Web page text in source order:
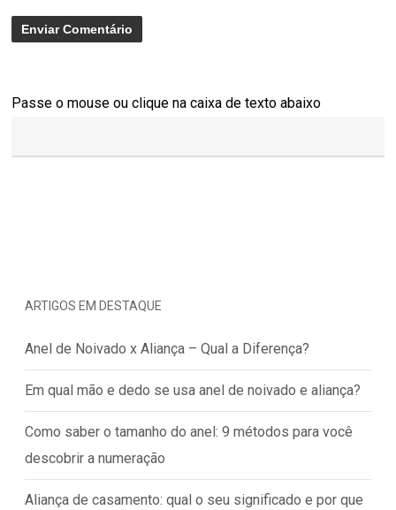
Passe o mouse ou clique na caixa de texto abaixo
ARTIGOS EM DESTAQUE
Anel de Noivado x Aliança – Qual a Diferença?
Em qual mão e dedo se usa anel de noivado e aliança?
Como saber o tamanho do anel: 9 métodos para você
descobrir a numeração
Aliança de casamento: qual o seu significado e por que